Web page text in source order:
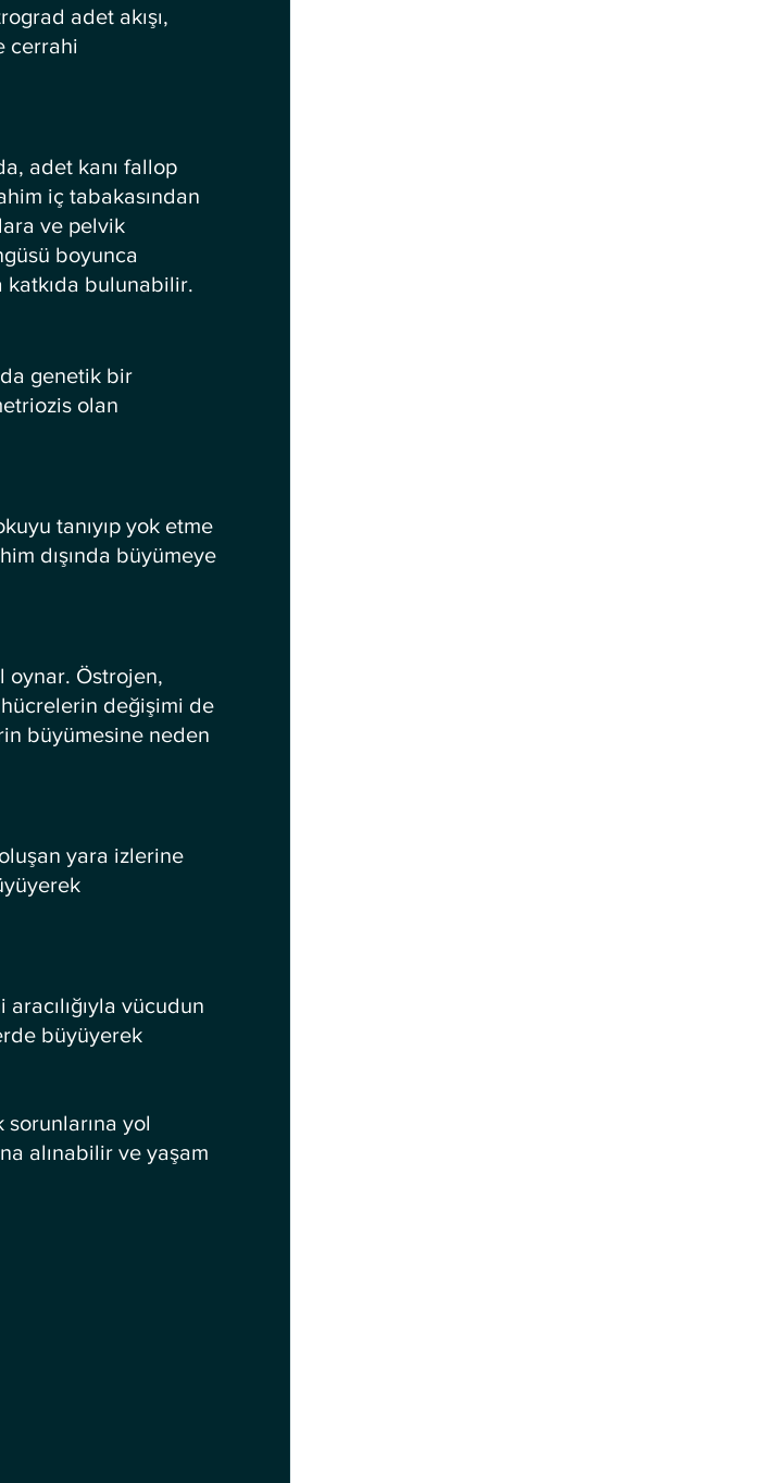
adet akışı,
cerrahi
adet kanı fallop
iç tabakasından
ve pelvik
boyunca
katkıda bulunabilir.
genetik bir
olan
tanıyıp yok etme
dışında büyümeye
oynar. Östrojen,
değişimi de
büyümesine neden
yara izlerine
vücudun
büyüyerek
yol
alınabilir ve yaşam